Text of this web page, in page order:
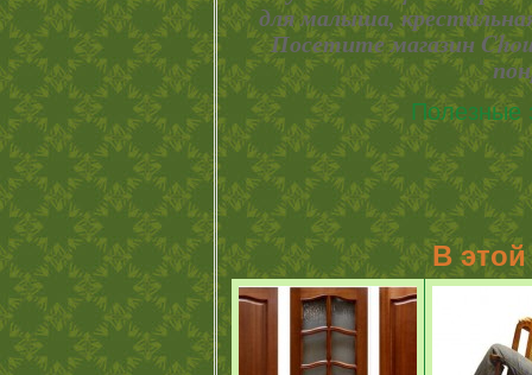
для малыша,
Посетите магазин
Полезные
В